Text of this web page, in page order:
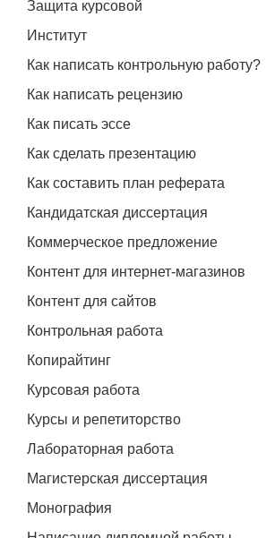
Защита курсовой
Институт
Как написать контрольную работу?
Как написать рецензию
Как писать эссе
Как сделать презентацию
Как составить план реферата
Кандидатская диссертация
Коммерческое предложение
Контент для интернет-магазинов
Контент для сайтов
Контрольная работа
Копирайтинг
Курсовая работа
Курсы и репетиторство
Лабораторная работа
Магистерская диссертация
Монография